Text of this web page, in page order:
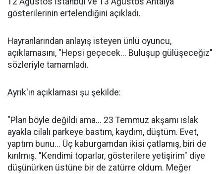
gösterilerinin ertelendiğini açıkladı.
Hayranlarından anlayış isteyen ünlü oyuncu,
açıklamasını, "Hepsi geçecek... Buluşup gülüşeceğiz"
sözleriyle tamamladı.
Ayrık'ın açıklaması şu şekilde:
"Plan böyle değildi ama... 23 Temmuz akşamı ıslak
ayakla cilalı parkeye bastım, kaydım, düştüm. Evet,
yaptım bunu... Üç kaburgamdan ikisi çatlamış, biri de
kırılmış. "Kendimi toparlar, gösterilere yetişirim" diye
düşünürken üstüne bir de zatürre oldum. Meğer